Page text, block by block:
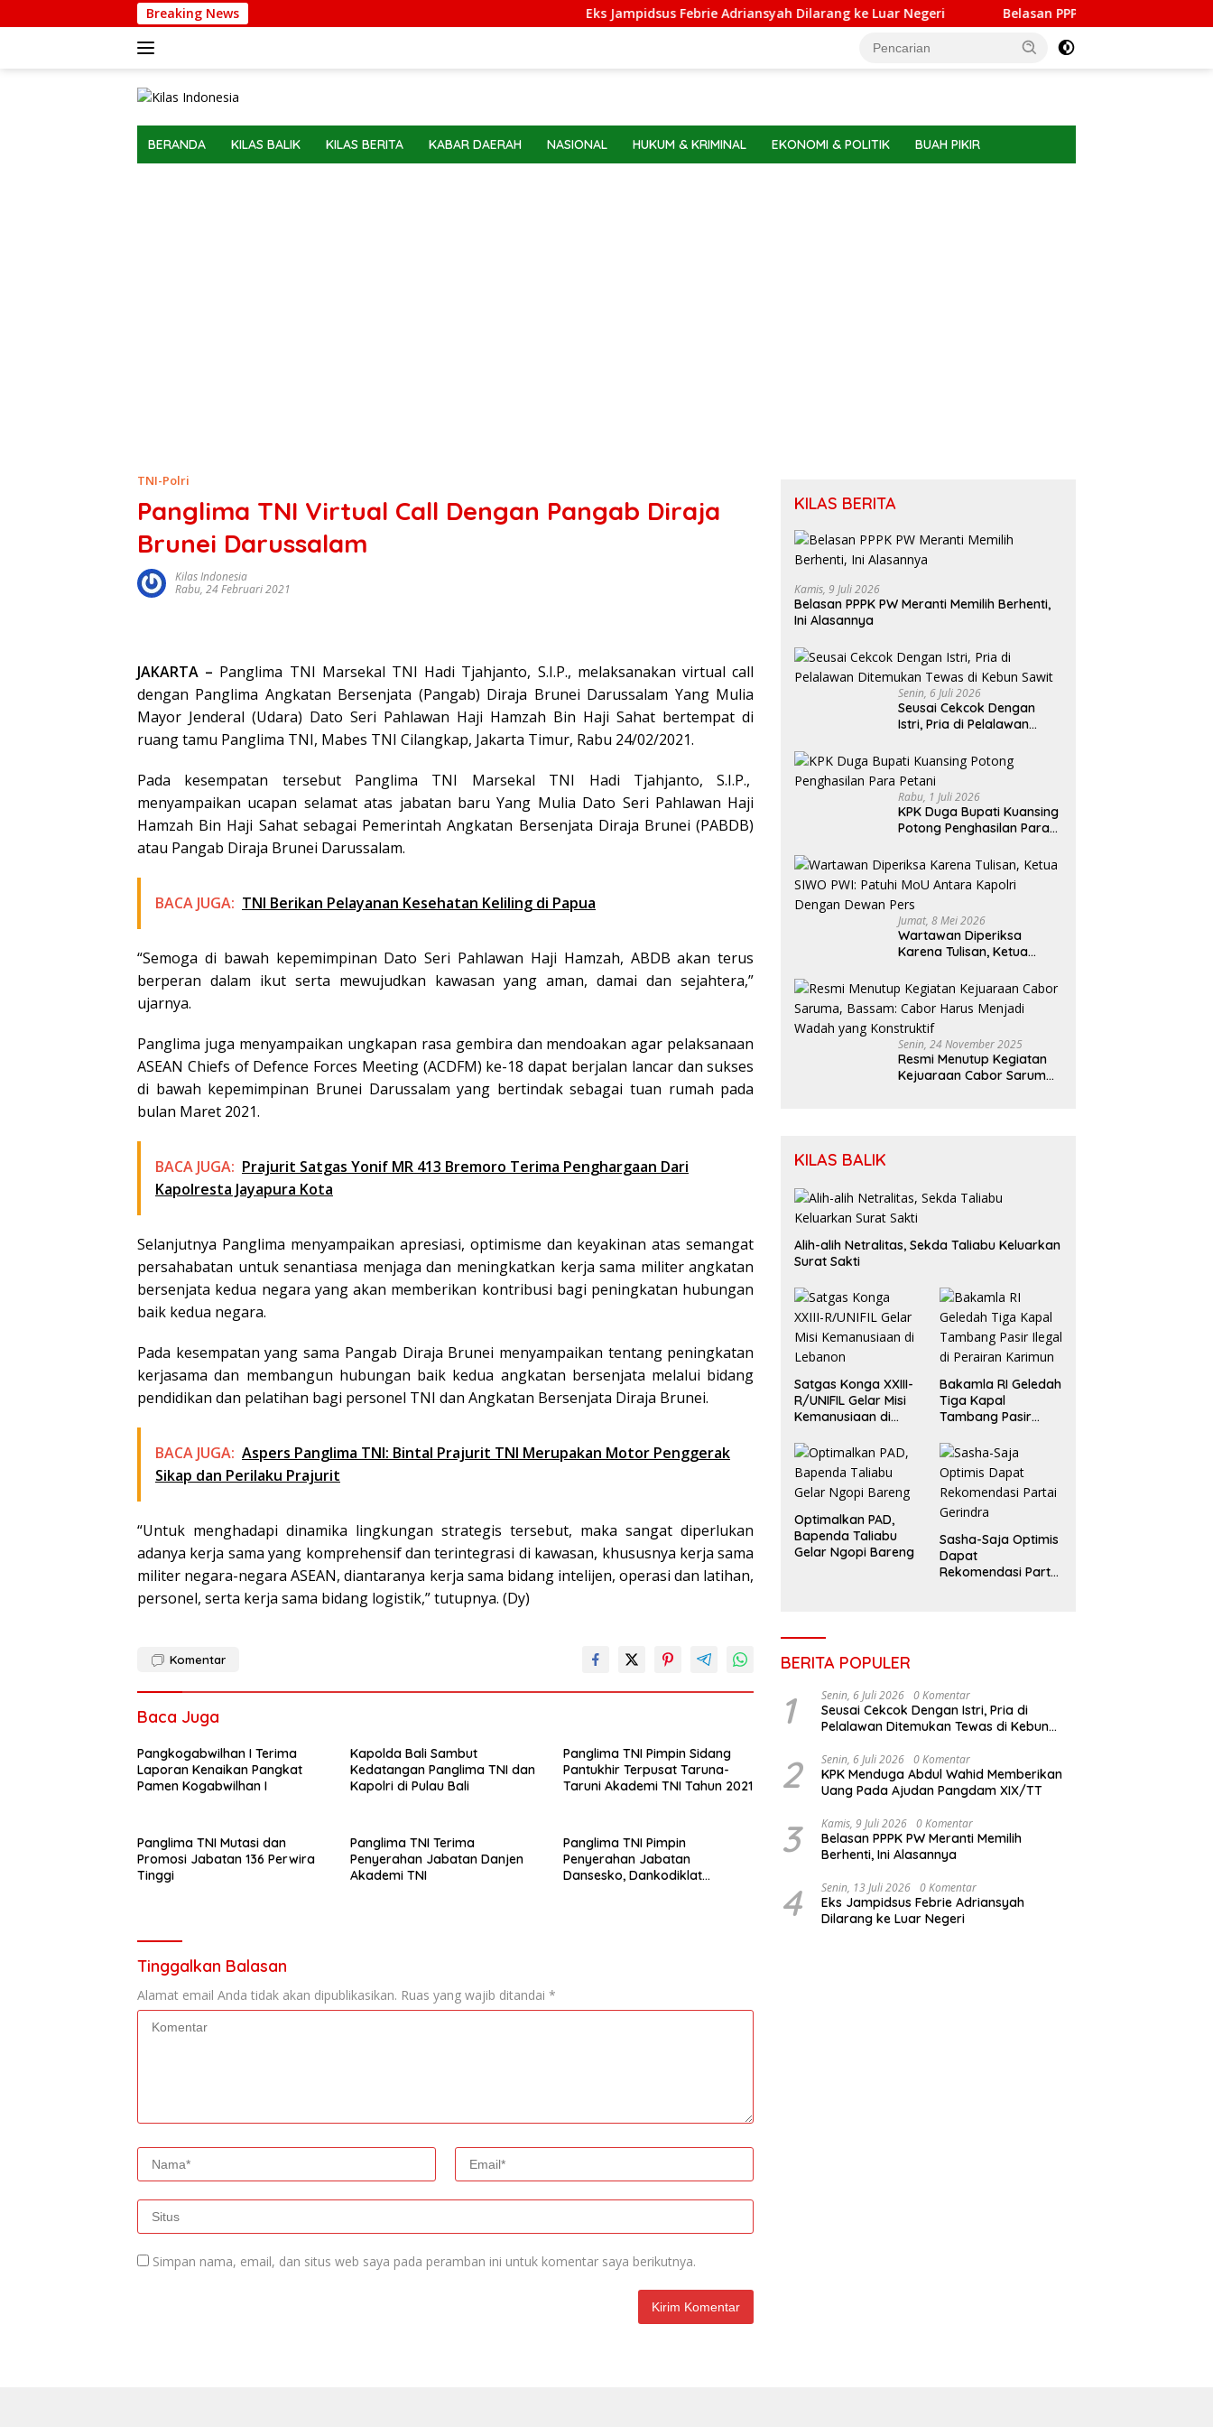
ke
Breaking News Eks Jampidsus Febrie Adriansyah Dilarang ke Luar Negeri Belasan PPPK PW Meranti Memilih
BERANDA KILAS BALIK KILAS BERITA KABAR DAERAH NASIONAL HUKUM & KRIMINAL EKONOMI & POLITIK BUAH PIKIR
TNI-Polri
Panglima TNI Virtual Call Dengan Pangab Diraja
Brunei Darussalam
Kilas Indonesia
Rabu, 24 Februari 2021
JAKARTA – Panglima TNI Marsekal TNI Hadi Tjahjanto, S.I.P., melaksanakan virtual call
dengan Panglima Angkatan Bersenjata (Pangab) Diraja Brunei Darussalam Yang Mulia
Mayor Jenderal (Udara) Dato Seri Pahlawan Haji Hamzah Bin Haji Sahat bertempat di
ruang tamu Panglima TNI, Mabes TNI Cilangkap, Jakarta Timur, Rabu 24/02/2021.
Pada kesempatan tersebut Panglima TNI Marsekal TNI Hadi Tjahjanto, S.I.P.,
menyampaikan ucapan selamat atas jabatan baru Yang Mulia Dato Seri Pahlawan Haji
Hamzah Bin Haji Sahat sebagai Pemerintah Angkatan Bersenjata Diraja Brunei (PABDB)
atau Pangab Diraja Brunei Darussalam.
BACA JUGA: TNI Berikan Pelayanan Kesehatan Keliling di Papua
“Semoga di bawah kepemimpinan Dato Seri Pahlawan Haji Hamzah, ABDB akan terus
berperan dalam ikut serta mewujudkan kawasan yang aman, damai dan sejahtera,”
ujarnya.
Panglima juga menyampaikan ungkapan rasa gembira dan mendoakan agar pelaksanaan
ASEAN Chiefs of Defence Forces Meeting (ACDFM) ke-18 dapat berjalan lancar dan sukses
di bawah kepemimpinan Brunei Darussalam yang bertindak sebagai tuan rumah pada
bulan Maret 2021.
BACA JUGA: Prajurit Satgas Yonif MR 413 Bremoro Terima Penghargaan Dari
Kapolresta Jayapura Kota
Selanjutnya Panglima menyampaikan apresiasi, optimisme dan keyakinan atas semangat
persahabatan untuk senantiasa menjaga dan meningkatkan kerja sama militer angkatan
bersenjata kedua negara yang akan memberikan kontribusi bagi peningkatan hubungan
baik kedua negara.
Pada kesempatan yang sama Pangab Diraja Brunei menyampaikan tentang peningkatan
kerjasama dan membangun hubungan baik kedua angkatan bersenjata melalui bidang
pendidikan dan pelatihan bagi personel TNI dan Angkatan Bersenjata Diraja Brunei.
BACA JUGA: Aspers Panglima TNI: Bintal Prajurit TNI Merupakan Motor Penggerak
Sikap dan Perilaku Prajurit
“Untuk menghadapi dinamika lingkungan strategis tersebut, maka sangat diperlukan
adanya kerja sama yang komprehensif dan terintegrasi di kawasan, khususnya kerja sama
militer negara-negara ASEAN, diantaranya kerja sama bidang intelijen, operasi dan latihan,
personel, serta kerja sama bidang logistik,” tutupnya. (Dy)
Komentar
Baca Juga
Pangkogabwilhan I Terima
Laporan Kenaikan Pangkat
Pamen Kogabwilhan I
Kapolda Bali Sambut
Kedatangan Panglima TNI dan
Kapolri di Pulau Bali
Panglima TNI Pimpin Sidang
Pantukhir Terpusat Taruna-
Taruni Akademi TNI Tahun 2021
Panglima TNI Mutasi dan
Promosi Jabatan 136 Perwira
Tinggi
Panglima TNI Terima
Penyerahan Jabatan Danjen
Akademi TNI
Panglima TNI Pimpin
Penyerahan Jabatan
Dansesko, Dankodiklat
Tinggalkan Balasan
Alamat email Anda tidak akan dipublikasikan. Ruas yang wajib ditandai *
Simpan nama, email, dan situs web saya pada peramban ini untuk komentar saya berikutnya.
KILAS BERITA
Kamis, 9 Juli 2026
Belasan PPPK PW Meranti Memilih Berhenti,
Ini Alasannya
Senin, 6 Juli 2026
Seusai Cekcok Dengan
Istri, Pria di Pelalawan
Sawit
Rabu, 1 Juli 2026
KPK Duga Bupati Kuansing
Potong Penghasilan Para
Jumat, 8 Mei 2026
Wartawan Diperiksa
Karena Tulisan, Ketua
Antara Kapolri Dengan
Dewan Pers
Senin, 24 November 2025
Resmi Menutup Kegiatan
Kejuaraan Cabor Saruma,
KILAS BALIK
Alih-alih Netralitas, Sekda Taliabu Keluarkan
Surat Sakti
Satgas Konga XXIII-
R/UNIFIL Gelar Misi
Kemanusiaan di
Bakamla RI Geledah
Tiga Kapal
Tambang Pasir
Karimun
Optimalkan PAD,
Bapenda Taliabu
Gelar Ngopi Bareng
Sasha-Saja Optimis
Dapat
Rekomendasi Partai
BERITA POPULER
1 Senin, 6 Juli 2026 0 Komentar
Seusai Cekcok Dengan Istri, Pria di
Pelalawan Ditemukan Tewas di Kebun
2 Senin, 6 Juli 2026 0 Komentar
KPK Menduga Abdul Wahid Memberikan
Uang Pada Ajudan Pangdam XIX/TT
3 Kamis, 9 Juli 2026 0 Komentar
Belasan PPPK PW Meranti Memilih
Berhenti, Ini Alasannya
4 Senin, 13 Juli 2026 0 Komentar
Eks Jampidsus Febrie Adriansyah
Dilarang ke Luar Negeri